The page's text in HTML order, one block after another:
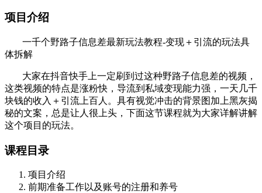
项目介绍
一千个野路子信息差最新玩法教程-变现＋引流的玩法具
体拆解
大家在抖音快手上一定刷到过这种野路子信息差的视频，
这类视频的特点是涨粉快，导流到私域变现能力强，一天几千
块钱的收入＋引流上百人。具有视觉冲击的背景图加上黑灰揭
秘的文案，总是让人很上头，下面这节课程就为大家详解讲解
这个项目的玩法。
课程目录
项目介绍
前期准备工作以及账号的注册和养号